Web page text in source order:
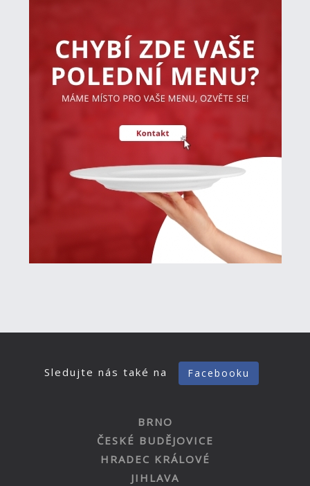
Sledujte nás také na Facebooku
BRNO
ČESKÉ BUDĚJOVICE
HRADEC KRÁLOVÉ
JIHLAVA